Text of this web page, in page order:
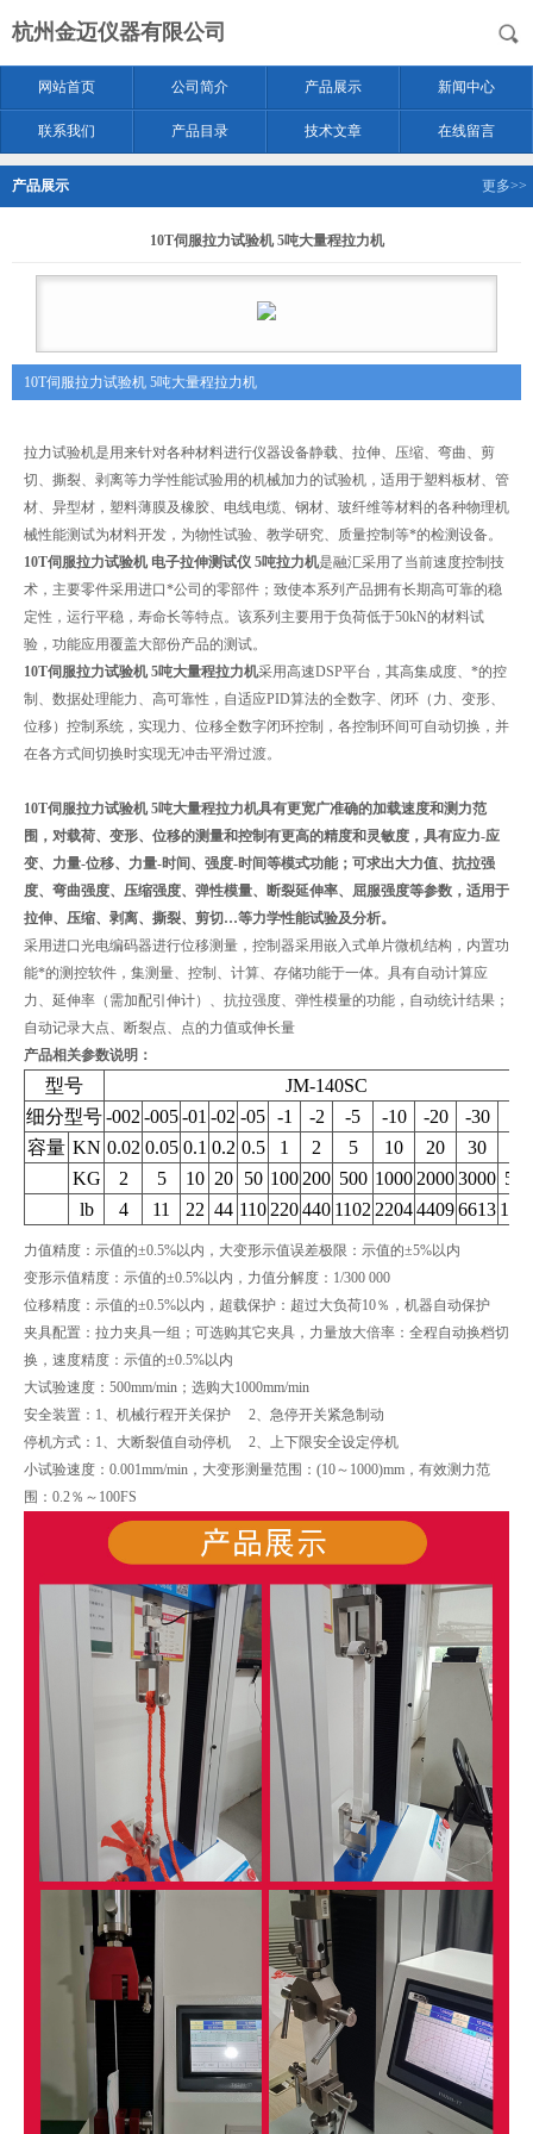
杭州金迈仪器有限公司
网站首页 公司简介 产品展示 新闻中心
联系我们 产品目录 技术文章 在线留言
产品展示 更多>>
10T伺服拉力试验机 5吨大量程拉力机
10T伺服拉力试验机 5吨大量程拉力机
拉力试验机是用来针对各种材料进行仪器设备静载、拉伸、压缩、弯曲、剪
切、撕裂、剥离等力学性能试验用的机械加力的试验机，适用于塑料板材、管
材、异型材，塑料薄膜及橡胶、电线电缆、钢材、玻纤维等材料的各种物理机
械性能测试为材料开发，为物性试验、教学研究、质量控制等*的检测设备。
10T伺服拉力试验机 电子拉伸测试仪 5吨拉力机是融汇采用了当前速度控制技
术，主要零件采用进口*公司的零部件；致使本系列产品拥有长期高可靠的稳
定性 ，运行平稳，寿命长等特点。该系列主要用于负荷低于50kN的材料试
验，功能应用覆盖大部份产品的测试。
10T伺服拉力试验机 5吨大量程拉力机采用高速DSP平台，其高集成度、*的控
制、数据处理能力、高可靠性，自适应PID算法的全数字、闭环（力、变形、
位移）控制系统，实现力、位移全数字闭环控制，各控制环间可自动切换，并
在各方式间切换时实现无冲击平滑过渡。
10T伺服拉力试验机 5吨大量程拉力机具有更宽广准确的加载速度和测力范
围，对载荷、变形、位移的测量和控制有更高的精度和灵敏度，具有应力-应
变、力量-位移、力量-时间、强度-时间等模式功能；可求出大力值、抗拉强
度、弯曲强度、压缩强度、弹性模量、断裂延伸率、屈服强度等参数，适用于
拉伸、压缩、剥离、撕裂、剪切…等力学性能试验及分析。
采用进口光电编码器进行位移测量，控制器采用嵌入式单片微机结构，内置功
能*的测控软件，集测量、控制、计算、存储功能于一体。具有自动计算应
力、延伸率（需加配引伸计）、抗拉强度、弹性模量的功能，自动统计结果；
自动记录大点、断裂点、点的力值或伸长量
产品相关参数说明：
型号
JM-140SC
细分型号-002 -005-01 -02 -05 -1 -2 -5 -10 -20 -30
容量 KN 0.02 0.05 0.1 0.2 0.5 1 2 5 10 20 30
KG
2 5 10 20 50 100 200 500 1000 20003000
lb
4 11 22 44 110 220440 1102 220444096613
力值精度：示值的±0.5%以内，大变形示值误差极限：示值的±5%以内
变形示值精度：示值的±0.5%以内，力值分解度：1/300 000
位移精度：示值的±0.5%以内，超载保护：超过大负荷10％，机器自动保护
夹具配置：拉力夹具一组；可选购其它夹具，力量放大倍率：全程自动换档切
换，速度精度：示值的±0.5%以内
大试验速度：500mm/min；选购大1000mm/min
安全装置：1、机械行程开关保护 2、急停开关紧急制动
停机方式：1、大断裂值自动停机 2、上下限安全设定停机
小试验速度：0.001mm/min，大变形测量范围：(10～1000)mm，有效测力范
围：0.2％～100FS